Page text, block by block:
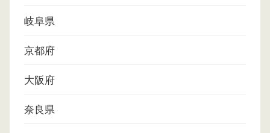
岐阜県
京都府
大阪府
奈良県